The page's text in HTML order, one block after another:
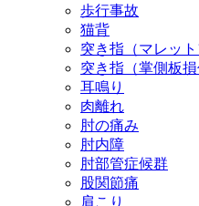
歩行事故
猫背
突き指（マレット
突き指（掌側板損
耳鳴り
肉離れ
肘の痛み
肘内障
肘部管症候群
股関節痛
肩こり